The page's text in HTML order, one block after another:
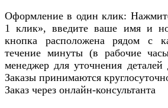
Оформление в один клик:
1 клик», введите ваше имя и
кнопка расположена рядом с
течение минуты (в рабочие
менеджер для уточнения
Заказы принимаются
Заказ через онлайн-консультанта